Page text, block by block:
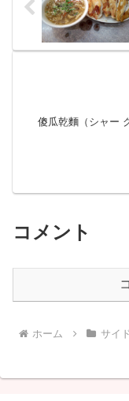
傻瓜乾麵（シャー
コメント
ホーム サイ